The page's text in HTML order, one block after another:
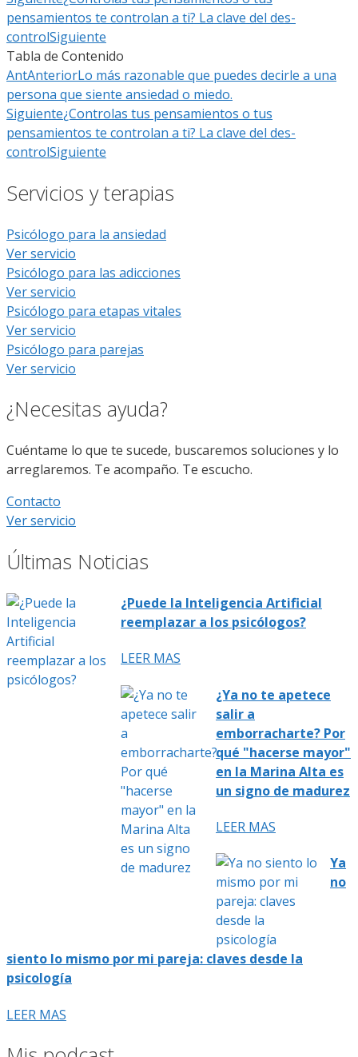
pensamientos te controlan a ti? La clave del des-
controlSiguiente
Tabla de Contenido
AntAnteriorLo más razonable que puedes decirle a una
persona que siente ansiedad o miedo.
Siguiente¿Controlas tus pensamientos o tus
pensamientos te controlan a ti? La clave del des-
controlSiguiente
Servicios y terapias
Psicólogo para la ansiedad
Ver servicio
Psicólogo para las adicciones
Ver servicio
Psicólogo para etapas vitales
Ver servicio
Psicólogo para parejas
Ver servicio
¿Necesitas ayuda?
Cuéntame lo que te sucede, buscaremos soluciones y lo
arreglaremos. Te acompaño. Te escucho.
Contacto
Ver servicio
Últimas Noticias
¿Puede la Inteligencia Artificial
reemplazar a los psicólogos?
LEER MAS
¿Ya no te apetece
salir a
emborracharte? Por
qué "hacerse mayor"
en la Marina Alta es
un signo de madurez
LEER MAS
Ya
no
siento lo mismo por mi pareja: claves desde la
psicología
LEER MAS